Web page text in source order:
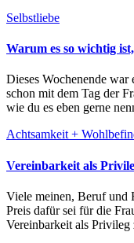
Selbstliebe
Warum es so wichtig
Dieses Wochenende war ein Freundinnen Ding. Angefangen hat es
schon mit dem Tag der
wie du es eben gerne
Achtsamkeit +
Vereinbarkeit als
Viele meinen, Beruf und Familie sind nicht vereinbar – oder der
Preis dafür sei für die
Vereinbarkeit als